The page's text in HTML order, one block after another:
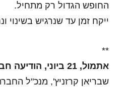
החופש הגדול רק מתחיל.
ייקח זמן עד שנרגיש בשינוי
**
אתמול, 21 ביוני, הודיעה חברת אינטל העולמית,
שבריאן קרזניץ', מנכ"ל